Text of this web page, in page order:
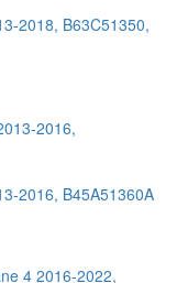
2018, B63C51350,
2016, B45A51360A